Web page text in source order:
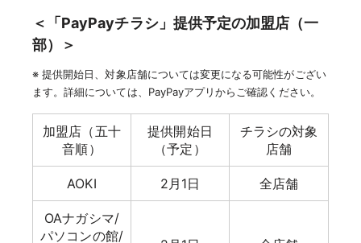
＜「PayPayチラシ」提供予定の加盟店（一
部）＞
※ 提供開始日、対象店舗については変更になる可能性がござい
ます。詳細については、PayPayアプリからご確認ください。
加盟店（五十
音順）
提供開始日
（予定）
チラシの対象
店舗
AOKI 2月1日 全店舗
OAナガシマ/
パソコンの館/